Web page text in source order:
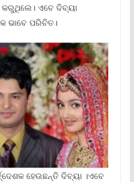
କରୁଥିଲେ। ଏବେ ଦିବ୍ୟା
ଭାବେ ପରିଚିତ।
ହେଉଛନ୍ତି ଦିବ୍ୟା ।ଏବେ